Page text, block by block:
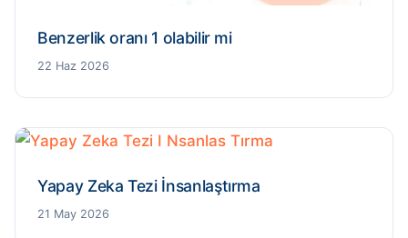
Benzerlik oranı 1 olabilir mi
22 Haz 2026
Yapay Zeka Tezi İnsanlaştırma
21 May 2026